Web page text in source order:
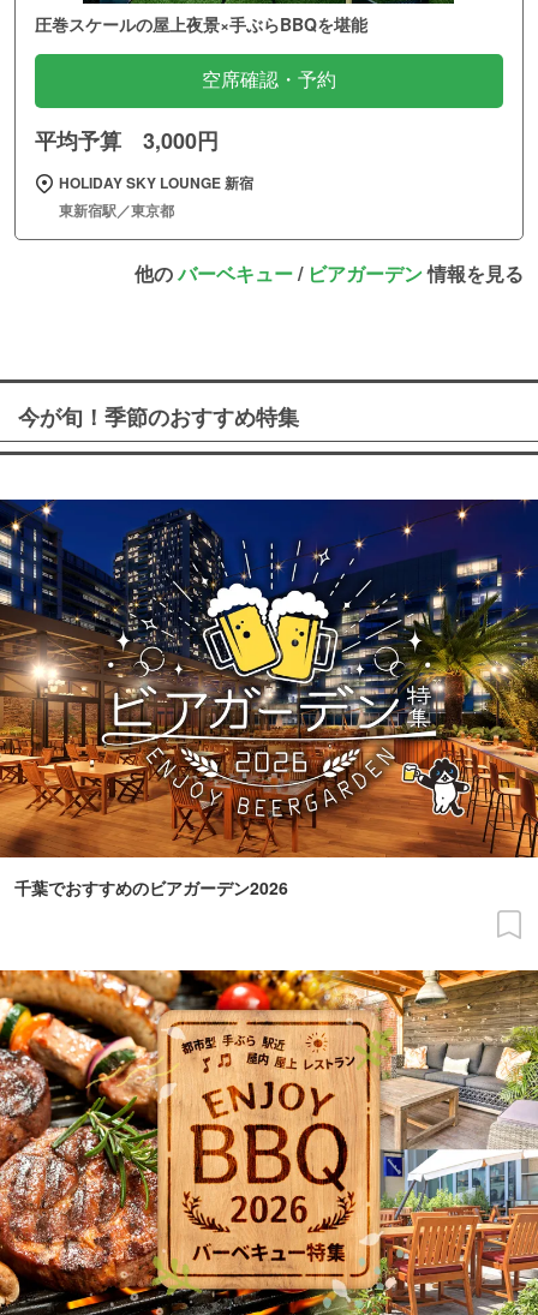
圧巻スケールの屋上夜景×手ぶらBBQを堪能
空席確認・予約
平均予算 3,000円
HOLIDAY SKY LOUNGE 新宿
東新宿駅／東京都
他のバーベキュー/ ビアガーデン情報を見る
今が旬！季節のおすすめ特集
千葉でおすすめのビアガーデン2026